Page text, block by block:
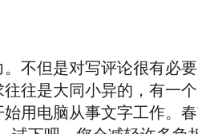
但是对写评论很有必
往是大同小异的，有一
用电脑从事文字工作。